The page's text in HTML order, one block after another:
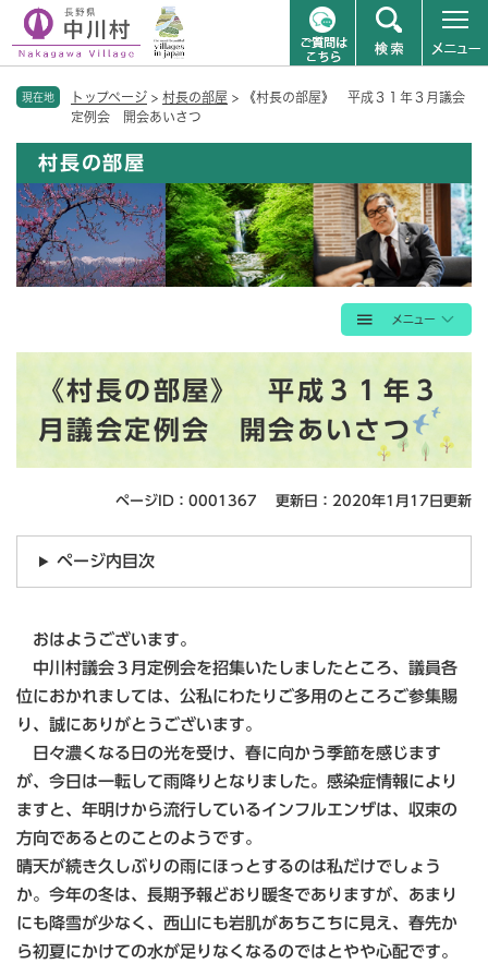
現在地 トップページ > 村長の部屋 >
《村長の部屋》 平成３１年３月議会
定例会 開会あいさつ
村長の部屋
《村長の部屋》 平成３１年３
月議会定例会 開会あいさつ
ページID：0001367 更新日：2020年1月17日更新
ページ内目次
おはようございます。
中川村議会３月定例会を招集いたしましたところ、議員各
位におかれましては、公私にわたりご多用のところご参集賜
り、誠にありがとうございます。
日々濃くなる日の光を受け、春に向かう季節を感じます
が、今日は一転して雨降りとなりました。感染症情報により
ますと、年明けから流行しているインフルエンザは、収束の
方向であるとのことのようです。
晴天が続き久しぶりの雨にほっとするのは私だけでしょう
か。今年の冬は、長期予報どおり暖冬でありますが、あまり
にも降雪が少なく、西山にも岩肌があちこちに見え、春先か
ら初夏にかけての水が足りなくなるのではとやや心配です。